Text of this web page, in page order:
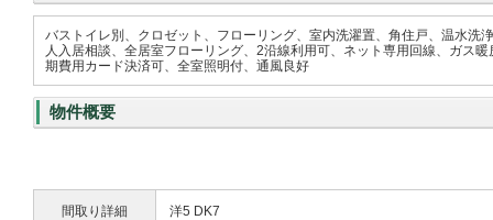
バストイレ別、クロゼット、フローリング、室内洗濯置、角住戸、温水
人入居相談、全居室フローリング、2沿線利用可、ネット専用回線、ガス
期費用カード決済可、全室照明付、通風良好
物件概要
間取り詳細 洋5 DK7